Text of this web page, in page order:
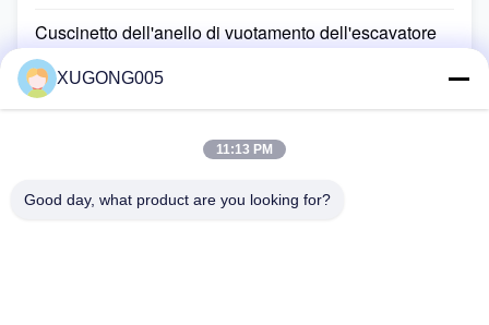
Cuscinetto dell'anello di vuotamento dell'escavatore
Radiatore dell'olio idraulico dell'escavatore
Escavatore Hydraulic Cylinders
XUGONG005
11:13 PM
Good day, what product are you looking for?